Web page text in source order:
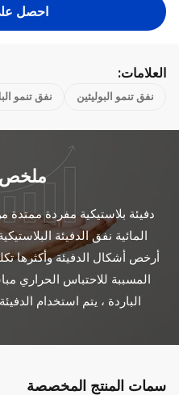
احصل
العلامات:
نفق تنمو البوليثين نفق تنمو
ملخص
الباردة ، يتم استخدام
سمات المنتج المخصصة